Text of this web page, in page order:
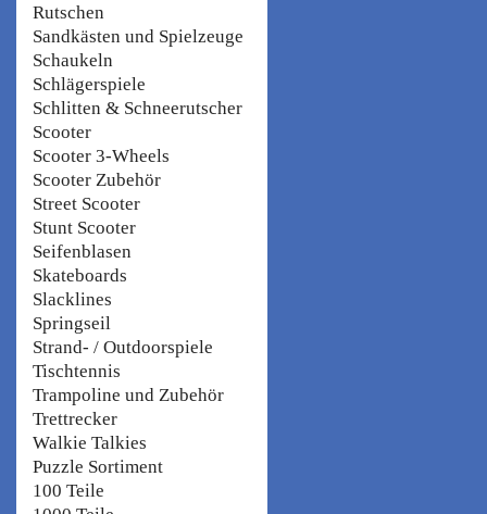
Rutschen
Sandkästen und Spielzeuge
Schaukeln
Schlägerspiele
Schlitten & Schneerutscher
Scooter
Scooter 3-Wheels
Scooter Zubehör
Street Scooter
Stunt Scooter
Seifenblasen
Skateboards
Slacklines
Springseil
Strand- / Outdoorspiele
Tischtennis
Trampoline und Zubehör
Trettrecker
Walkie Talkies
Puzzle Sortiment
100 Teile